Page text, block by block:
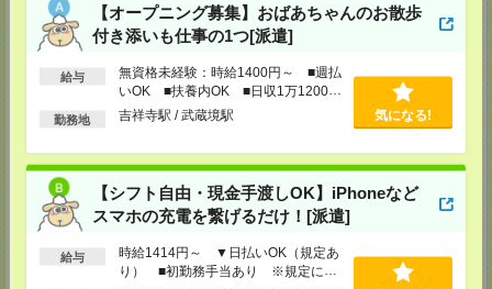
【オープニング募集】おばあちゃんのお散歩
付き添いも仕事の1つ[派遣]
給与
無資格未経験：時給1400円～ ■週払
いOK ■扶養内OK ■日収1万1200円
以上
勤務地 吉祥寺駅 / 武蔵境駅 気になる!
【シフト自由・現金手渡しOK】iPhoneなど
スマホの充電を繋げるだけ！[派遣]
給与
時給1414円～ ▼日払いOK（規定あ
り） ■初勤務手当あり ※規定によ
東京都新宿区新宿2-3-10 新宿御苑ビル6階
TEL：0120-457-235
MAIL：tenshoku@nikken-ts.jp
メディカルケア事業部 立川事業所
東京都立川市錦町1-12-14
TEL：0120-934-200
担当：採用担当
メディカルケア事業部 町田オフィス
東京都町田市森野1-7-23 大樹生命町田ビル6F
TEL：0120-453-285
MAIL：tenshoku@nikken-ts.jp
担当：採用担当